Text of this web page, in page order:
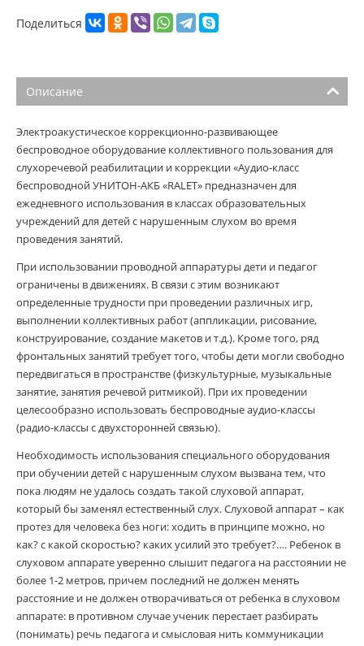
Поделиться
Описание
Электроакустическое коррекционно-развивающее
беспроводное оборудование коллективного пользования для
слухоречевой реабилитации и коррекции «Аудио-класс
беспроводной УНИТОН-АКБ «RALET» предназначен для
ежедневного использования в классах образовательных
учреждений для детей с нарушенным слухом во время
проведения занятий.
При использовании проводной аппаратуры дети и педагог
ограничены в движениях. В связи с этим возникают
определенные трудности при проведении различных игр,
выполнении коллективных работ (аппликации, рисование,
конструирование, создание макетов и т.д.). Кроме того, ряд
фронтальных занятий требует того, чтобы дети могли свободно
передвигаться в пространстве (физкультурные, музыкальные
занятие, занятия речевой ритмикой). При их проведении
целесообразно использовать беспроводные аудио-классы
(радио-классы с двухсторонней связью).
Необходимость использования специального оборудования
при обучении детей с нарушенным слухом вызвана тем, что
пока людям не удалось создать такой слуховой аппарат,
который бы заменял естественный слух. Слуховой аппарат – как
протез для человека без ноги: ходить в принципе можно, но
как? с какой скоростью? каких усилий это требует?…. Ребенок в
слуховом аппарате уверенно слышит педагога на расстоянии не
более 1-2 метров, причем последний не должен менять
расстояние и не должен отворачиваться от ребенка в слуховом
аппарате: в противном случае ученик перестает разбирать
(понимать) речь педагога и смысловая нить коммуникации